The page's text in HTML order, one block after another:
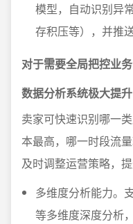
模型，自动识别异
存积压等），并推
对于需要全局把控业
数据分析系统极大提
卖家可快速识别哪一
本最高，哪一时段流
及时调整运营策略，提
多维度分析能力。
等多维度深度分析